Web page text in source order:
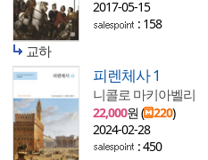
2017-05-15
: 158
교하
피렌체사 1
니콜로 마키아벨리
22,000원 ( 220)
2024-02-28
: 450